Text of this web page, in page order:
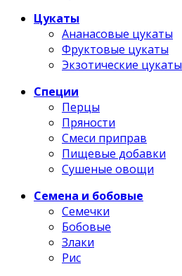
Цукаты
Ананасовые цукаты
Фруктовые цукаты
Экзотические цукаты
Специи
Перцы
Пряности
Смеси приправ
Пищевые добавки
Сушеные овощи
Семена и бобовые
Семечки
Бобовые
Злаки
Рис